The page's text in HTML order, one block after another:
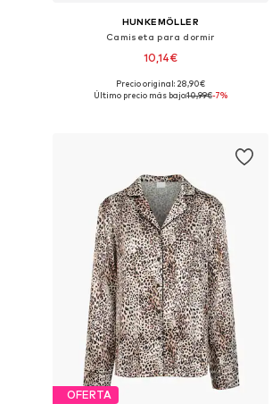
HUNKEMÖLLER
Camiseta para dormir
10,14€
Tallas disponibles: XS, S, M, L
Precio original: 28,90€
Último precio más bajo:10,99€-7%
OFERTA